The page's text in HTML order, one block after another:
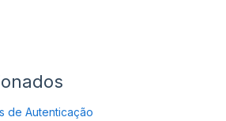
de Autenticação